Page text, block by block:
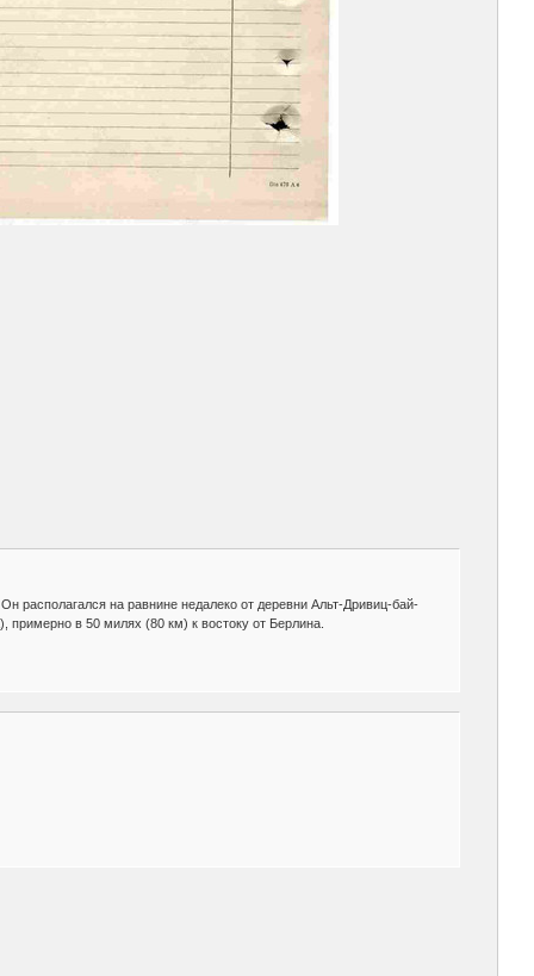
располагался на равнине недалеко от деревни Альт-Дривиц-бай-
в 50 милях (80 км) к востоку от Берлина.